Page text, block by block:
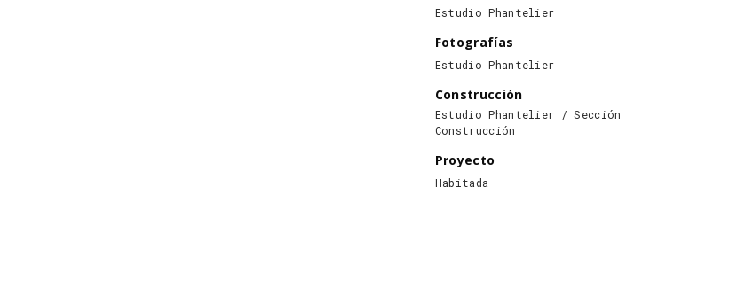
Estudio Phantelier
Fotografías
Estudio Phantelier
Construcción
Estudio Phantelier / Sección
Construcción
Proyecto
Habitada